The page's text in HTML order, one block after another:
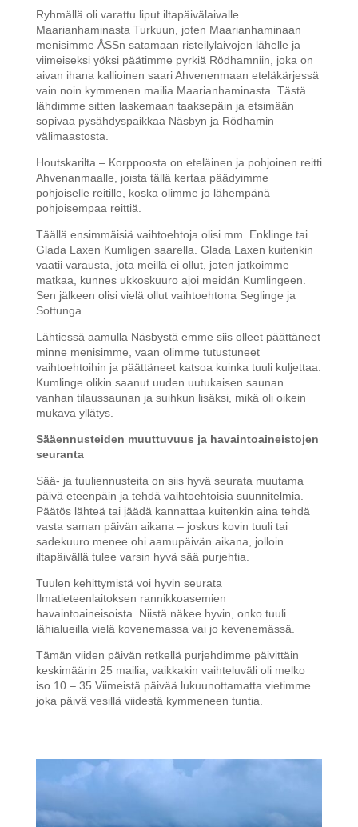
Ryhmällä oli varattu liput iltapäivälaivalle
Maarianhaminasta Turkuun, joten Maarianhaminaan
menisimme ÅSSn satamaan risteilylaivojen lähelle ja
viimeiseksi yöksi päätimme pyrkiä Rödhamniin, joka on
aivan ihana kallioinen saari Ahvenenmaan eteläkärjessä
vain noin kymmenen mailia Maarianhaminasta. Tästä
lähdimme sitten laskemaan taaksepäin ja etsimään
sopivaa pysähdyspaikkaa Näsbyn ja Rödhamin
välimaastosta.
Houtskarilta – Korppoosta on eteläinen ja pohjoinen reitti
Ahvenanmaalle, joista tällä kertaa päädyimme
pohjoiselle reitille, koska olimme jo lähempänä
pohjoisempaa reittiä.
Täällä ensimmäisiä vaihtoehtoja olisi mm. Enklinge tai
Glada Laxen Kumligen saarella. Glada Laxen kuitenkin
vaatii varausta, jota meillä ei ollut, joten jatkoimme
matkaa, kunnes ukkoskuuro ajoi meidän Kumlingeen.
Sen jälkeen olisi vielä ollut vaihtoehtona Seglinge ja
Sottunga.
Lähtiessä aamulla Näsbystä emme siis olleet päättäneet
minne menisimme, vaan olimme tutustuneet
vaihtoehtoihin ja päättäneet katsoa kuinka tuuli kuljettaa.
Kumlinge olikin saanut uuden uutukaisen saunan
vanhan tilaussaunan ja suihkun lisäksi, mikä oli oikein
mukava yllätys.
Sääennusteiden muuttuvuus ja havaintoaineistojen
seuranta
Sää- ja tuuliennusteita on siis hyvä seurata muutama
päivä eteenpäin ja tehdä vaihtoehtoisia suunnitelmia.
Päätös lähteä tai jäädä kannattaa kuitenkin aina tehdä
vasta saman päivän aikana – joskus kovin tuuli tai
sadekuuro menee ohi aamupäivän aikana, jolloin
iltapäivällä tulee varsin hyvä sää purjehtia.
Tuulen kehittymistä voi hyvin seurata
Ilmatieteenlaitoksen rannikkoasemien
havaintoaineisoista. Niistä näkee hyvin, onko tuuli
lähialueilla vielä kovenemassa vai jo kevenemässä.
Tämän viiden päivän retkellä purjehdimme päivittäin
keskimäärin 25 mailia, vaikkakin vaihteluväli oli melko
iso 10 – 35 Viimeistä päivää lukuunottamatta vietimme
joka päivä vesillä viidestä kymmeneen tuntia.